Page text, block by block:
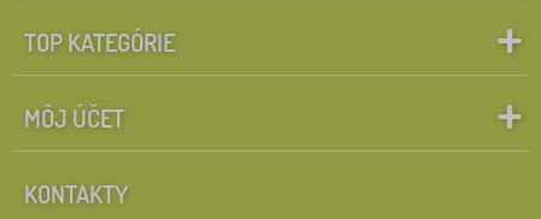
TOP KATEGÓRIE
MÔJ ÚČET
KONTAKTY